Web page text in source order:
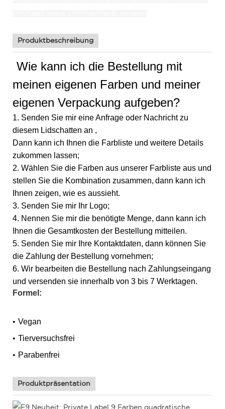
Produktbeschreibung
Wie kann ich die Bestellung mit
meinen eigenen Farben und meiner
eigenen Verpackung aufgeben?
1. Senden Sie mir eine Anfrage oder Nachricht zu
diesem Lidschatten an ,
Dann kann ich Ihnen die Farbliste und weitere Details
zukommen lassen;
2. Wählen Sie die Farben aus unserer Farbliste aus und
stellen Sie die Kombination zusammen, dann kann ich
Ihnen zeigen, wie es aussieht.
3. Senden Sie mir Ihr Logo;
4. Nennen Sie mir die benötigte Menge, dann kann ich
Ihnen die Gesamtkosten der Bestellung mitteilen.
5. Senden Sie mir Ihre Kontaktdaten, dann können Sie
die Zahlung der Bestellung vornehmen;
6. Wir bearbeiten die Bestellung nach Zahlungseingang
und versenden sie innerhalb von 3 bis 7 Werktagen.
Formel:
• Vegan
• Tierversuchsfrei
• Parabenfrei
Produktpräsentation